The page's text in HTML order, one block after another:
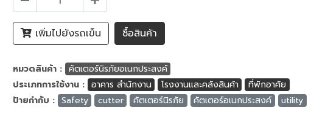
เพิ่มไปยังรถเข็น ซื้อสินค้า
หมวดสินค้า : คัตเตอร์นิรภัยอเนกประสงค์
ประเภทการใช้งาน : อาคาร สำนักงาน โรงงานและคลังสินค้า
ที่พักอาศัย
ป้ายกำกับ : Safety cutter คัตเตอร์นิรภัย คัตเตอร์อเนกประสงค์ utility